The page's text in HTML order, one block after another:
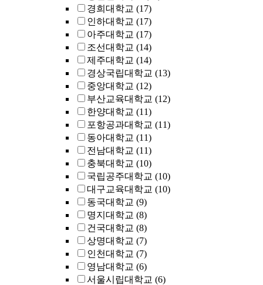
경희대학교 (17)
인하대학교 (17)
아주대학교 (17)
조선대학교 (14)
제주대학교 (14)
경상국립대학교 (13)
중앙대학교 (12)
부산교육대학교 (12)
한양대학교 (11)
포항공과대학교 (11)
동아대학교 (11)
전남대학교 (11)
충북대학교 (10)
국립공주대학교 (10)
대구교육대학교 (10)
동국대학교 (9)
명지대학교 (8)
건국대학교 (8)
상명대학교 (7)
인천대학교 (7)
영남대학교 (6)
서울시립대학교 (6)